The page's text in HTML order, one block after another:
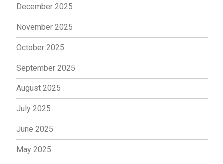
December 2025
November 2025
October 2025
September 2025
August 2025
July 2025
June 2025
May 2025